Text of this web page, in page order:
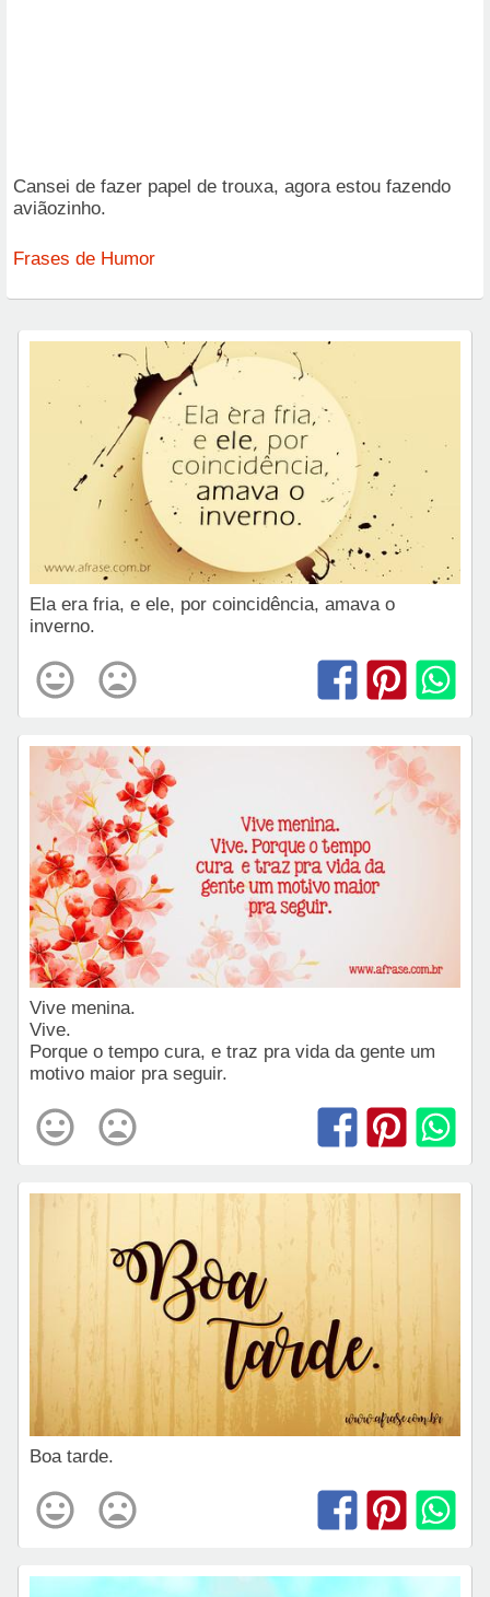
Cansei de fazer papel de trouxa, agora estou fazendo
aviãozinho.
Frases de Humor
Ela era fria, e ele, por coincidência, amava o
inverno.
Vive menina.
Vive.
Porque o tempo cura, e traz pra vida da gente um
motivo maior pra seguir.
Boa tarde.